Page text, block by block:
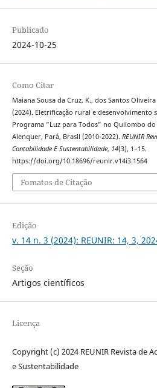
Publicado
2024-10-25
Como Citar
Maiana Sousa da Cruz, K., dos Santos
(2024). Eletrificação rural e desenvolvimento
Programa “Luz para Todos” no Quilombo
Alenquer, Pará, Brasil (2010-2022). REUNIR
Contabilidade E Sustentabilidade, 14(3), 1–15.
https://doi.org/10.18696/reunir.v14i3.1564
Fomatos de Citação
Edição
v. 14 n. 3 (2024): REUNIR: 14, 3,
Seção
Artigos científicos
Licença
Copyright (c) 2024 REUNIR Revista de
e Sustentabilidade